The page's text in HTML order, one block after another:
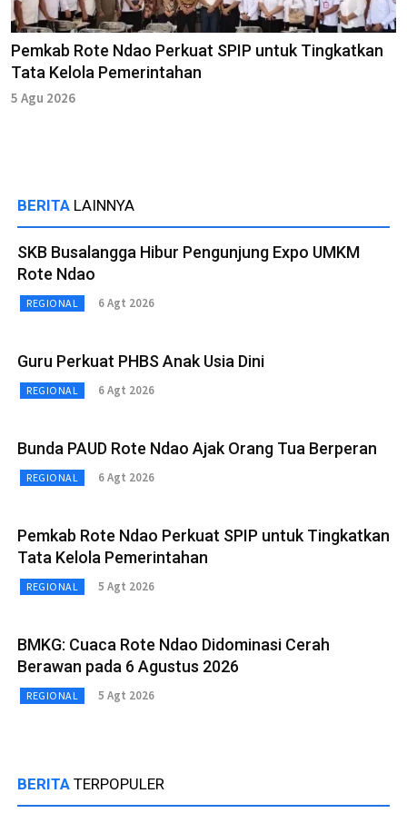
Pemkab Rote Ndao Perkuat SPIP untuk Tingkatkan
Tata Kelola Pemerintahan
5 Agu 2026
BERITA LAINNYA
SKB Busalangga Hibur Pengunjung Expo UMKM
Rote Ndao
REGIONAL 6 Agt 2026
Guru Perkuat PHBS Anak Usia Dini
REGIONAL 6 Agt 2026
Bunda PAUD Rote Ndao Ajak Orang Tua Berperan
REGIONAL 6 Agt 2026
Pemkab Rote Ndao Perkuat SPIP untuk Tingkatkan
Tata Kelola Pemerintahan
REGIONAL 5 Agt 2026
BMKG: Cuaca Rote Ndao Didominasi Cerah
Berawan pada 6 Agustus 2026
REGIONAL 5 Agt 2026
BERITA TERPOPULER